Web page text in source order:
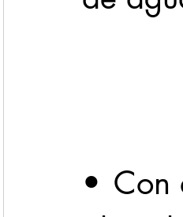
•	Con éstos, la ciudad ya cuenta con 25